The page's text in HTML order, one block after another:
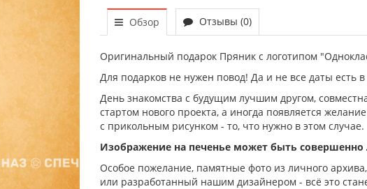
Обзор Отзывы (0)
Оригинальный подарок Пряник с логотипом
Для подарков не нужен повод! Да и не все даты есть в
День знакомства с будущим лучшим другом,
стартом нового проекта, а иногда появляется
с прикольным рисунком - то, что нужно в этом случае.
Изображение на печенье может быть
Особое пожелание, памятные фото из личного
или разработанный нашим дизайнером - всё это